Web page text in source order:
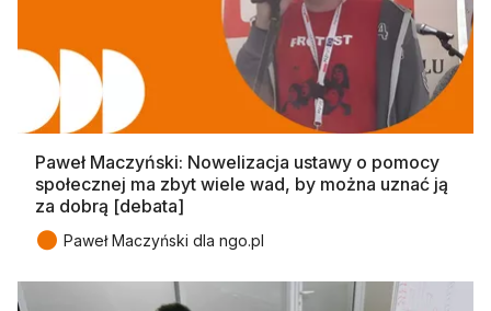
Paweł Maczyński: Nowelizacja ustawy o pomocy
społecznej ma zbyt wiele wad, by można uznać ją
za dobrą [debata]
● Paweł Maczyński dla ngo.pl